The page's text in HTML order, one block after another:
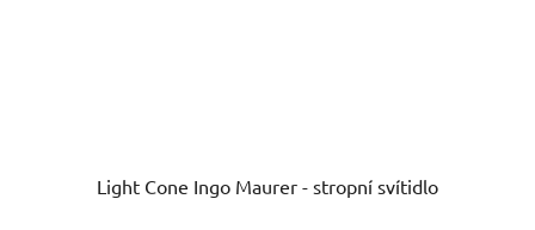
Light Cone Ingo Maurer - stropní svítidlo